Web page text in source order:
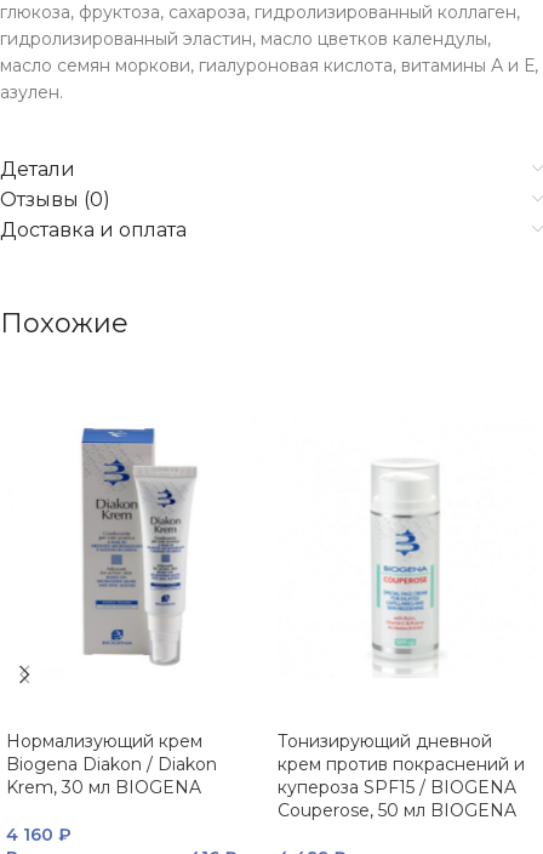
глюкоза, фруктоза, сахароза, гидролизированный коллаген,
гидролизированный эластин, масло цветков календулы,
масло семян моркови, гиалуроновая кислота, витамины А и Е,
азулен.
Детали
Отзывы (0)
Доставка и оплата
Похожие
Нормализующий крем
Biogena Diakon / Diakon
Krem, 30 мл BIOGENA
4 160 ₽
Тонизирующий дневной
крем против покраснений и
купероза SPF15 / BIOGENA
Couperose, 50 мл BIOGENA